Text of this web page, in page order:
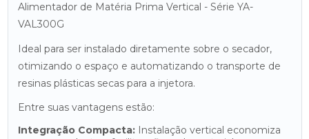
Alimentador de Matéria Prima Vertical - Série YA-
VAL300G
Ideal para ser instalado diretamente sobre o secador,
otimizando o espaço e automatizando o transporte de
resinas plásticas secas para a injetora.
Entre suas vantagens estão:
Integração Compacta:Instalação vertical economiza